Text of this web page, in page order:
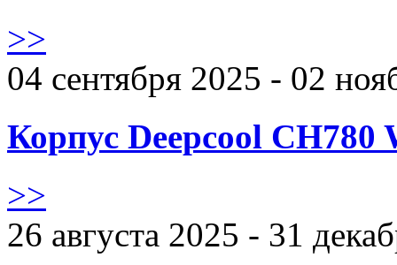
>>
04 сентября 2025 - 02
Корпус Deepcool CH780
>>
26 августа 2025 - 31